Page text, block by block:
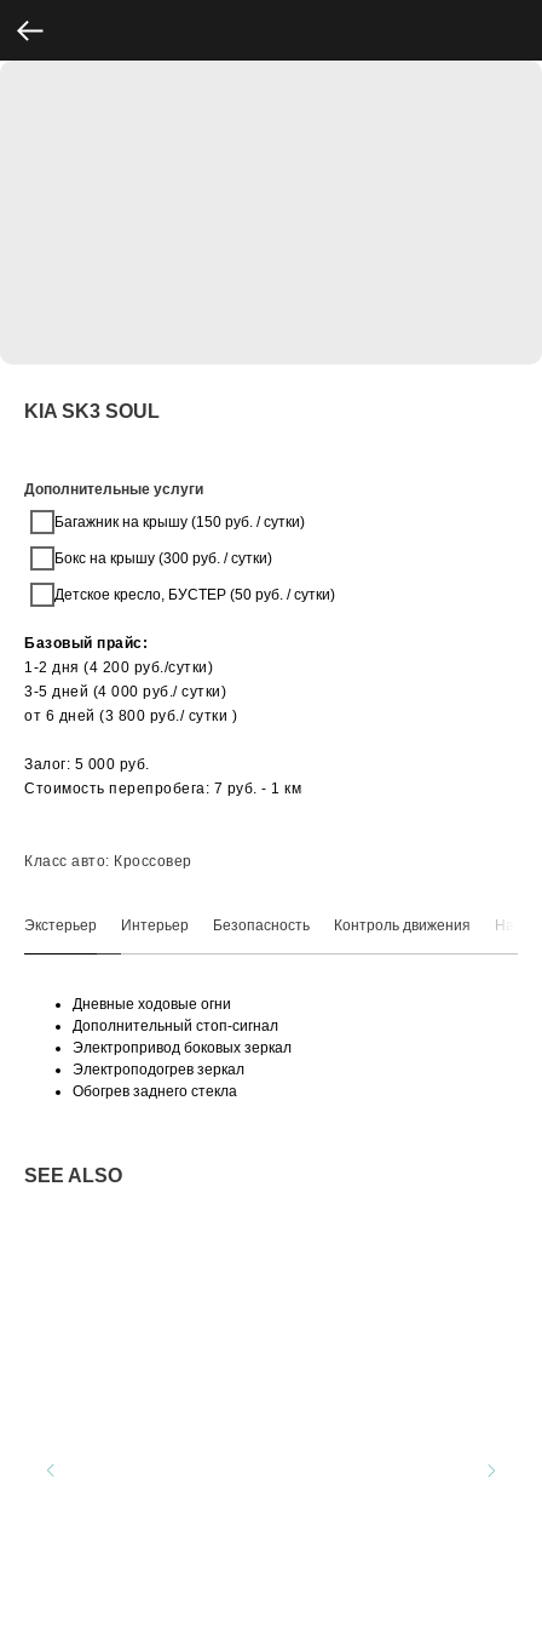
KIA SK3 SOUL
Дополнительные услуги
Багажник на крышу (150 руб. / сутки)
Бокс на крышу (300 руб. / сутки)
Детское кресло, БУСТЕР (50 руб. / сутки)
Базовый прайс:
1-2 дня (4 200 руб./сутки)
3-5 дней (4 000 руб./ сутки)
от 6 дней (3 800 руб./ сутки )
Залог: 5 000 руб.
Стоимость перепробега: 7 руб. - 1 км
Класс авто: Кроссовер
Экстерьер Интерьер Безопасность Контроль движения
Дневные ходовые огни
Дополнительный стоп-сигнал
Электропривод боковых зеркал
Электроподогрев зеркал
Обогрев заднего стекла
SEE ALSO